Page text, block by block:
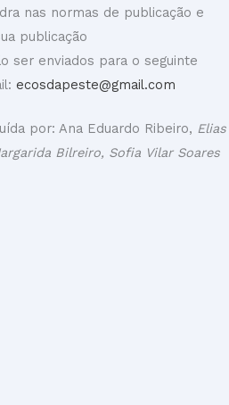
nas normas de publicação e
publicação
ser enviados para o seguinte
ecosdapeste@gmail.com
por: Ana Eduardo Ribeiro, Elias
Bilreiro, Sofia Vilar Soares